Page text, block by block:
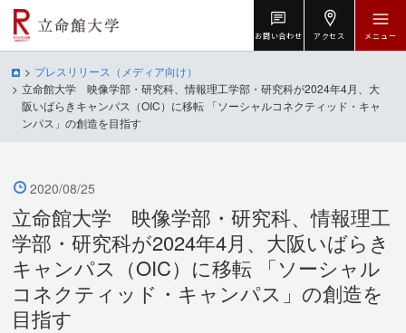
お問い合わせ アクセス メニュー
プレスリリース（メディア向け）
立命館大学 映像学部・研究科、情報理工学部・研究科が2024年4月、大
阪いばらきキャンパス（OIC）に移転 「ソーシャルコネクティッド・キャ
ンパス」の創造を目指す
2020/08/25
立命館大学 映像学部・研究科、情報理工
学部・研究科が2024年4月、大阪いばらき
キャンパス（OIC）に移転 「ソーシャル
コネクティッド・キャンパス」の創造を
目指す